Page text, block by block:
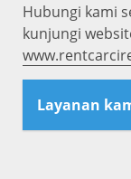
Hubungi kami
kunjungi
Layanan